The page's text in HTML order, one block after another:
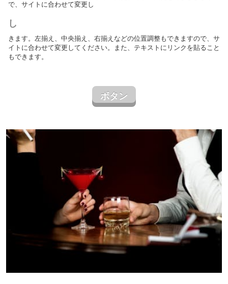
で、サイトに合わせて変更し
し
きます。左揃え、中央揃え、右揃えなどの位置調整もできますので、サ
イトに合わせて変更してください。また、テキストにリンクを貼ること
もできます。
ボタン